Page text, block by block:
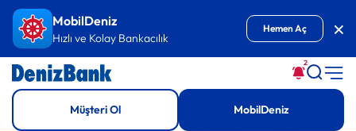
İçeriğe GitMobilDeniz
Hızlı ve Kolay Bankacılık
Hemen Aç
2
Müşteri Ol MobilDeniz